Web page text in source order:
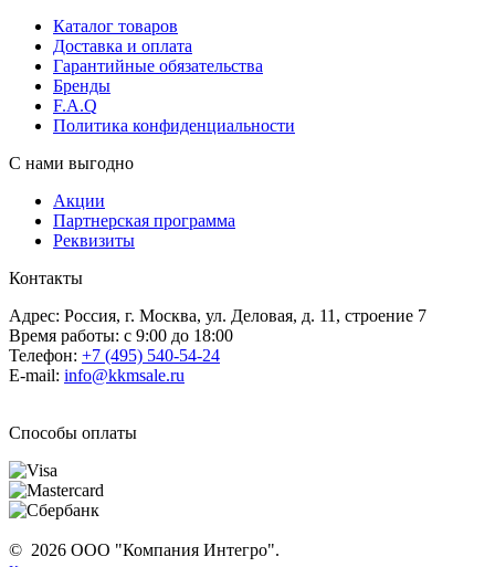
Каталог товаров
Доставка и оплата
Гарантийные обязательства
Бренды
F.A.Q
Политика конфиденциальности
С нами выгодно
Акции
Партнерская программа
Реквизиты
Контакты
Адрес: Россия, г. Москва, ул. Деловая, д. 11, строение 7
Время работы: с 9:00 до 18:00
Телефон: +7 (495) 540-54-24
E-mail: info@kkmsale.ru
Способы оплаты
© 2026 ООО "Компания Интегро".